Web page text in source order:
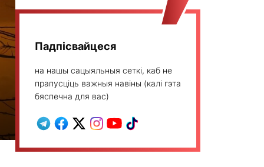
Падпісвайцеся
на нашы сацыяльныя сеткі, каб не
прапусціць важныя навіны (калі гэта
бяспечна для вас)